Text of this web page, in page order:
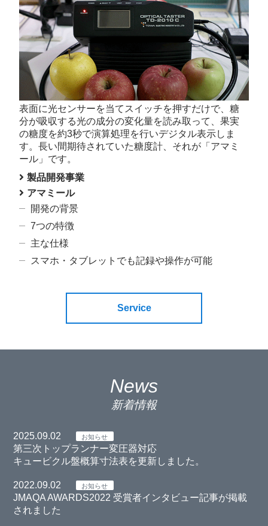
表面に光センサーを当てスイッチを押すだけで、糖
分が吸収する光の成分の変化量を読み取って、果実
の糖度を約3秒で演算処理を行いデジタル表示しま
す。長い間期待されていた糖度計、それが「アマミ
ール」です。
製品開発事業
アマミール
開発の背景
7つの特徴
主な仕様
スマホ・タブレットでも記録や操作が可能
Service
News
新着情報
2025.09.02 お知らせ
第三次トップランナー変圧器対応
キュービクル盤概算寸法表を更新しました。
2022.09.02 お知らせ
JMAQA AWARDS2022 受賞者インタビュー記事が掲載
されました